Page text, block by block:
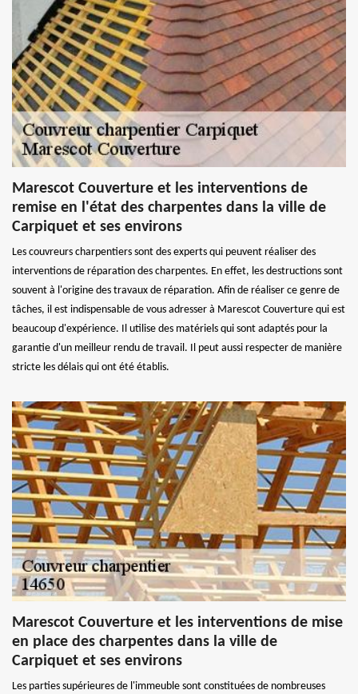
Marescot Couverture et les interventions de
remise en l'état des charpentes dans la ville de
Carpiquet et ses environs
Les couvreurs charpentiers sont des experts qui peuvent réaliser des
interventions de réparation des charpentes. En effet, les destructions sont
souvent à l'origine des travaux de réparation. Afin de réaliser ce genre de
tâches, il est indispensable de vous adresser à Marescot Couverture qui est
beaucoup d'expérience. Il utilise des matériels qui sont adaptés pour la
garantie d'un meilleur rendu de travail. Il peut aussi respecter de manière
stricte les délais qui ont été établis.
Marescot Couverture et les interventions de mise
en place des charpentes dans la ville de
Carpiquet et ses environs
Les parties supérieures de l'immeuble sont constituées de nombreuses